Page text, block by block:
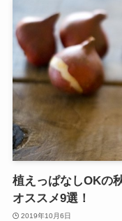
植えっぱなしOKの
オススメ9選！
2019年10月6日